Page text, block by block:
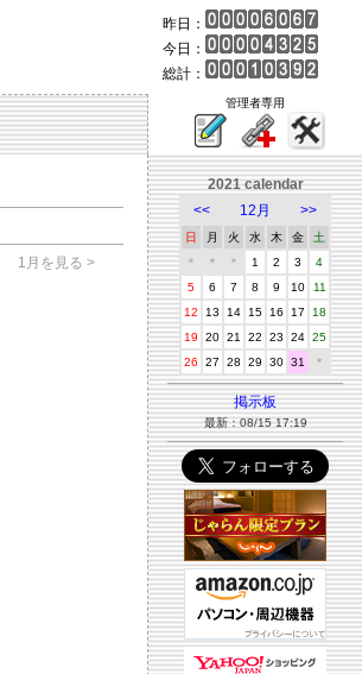
昨日：
今日：
総計：
管理者専用
1月を見る >
2021 calendar
<<
12月 >>
日 月 火 水 木 金
土
＊
＊ ＊ 1 2 3
4
5
6 7 8 9 10
11
12
13 14 15 16 17
18
19
20 21 22 23 24 25
26
27 28 29 30 31 ＊
掲示板
最新：08/15 17:19